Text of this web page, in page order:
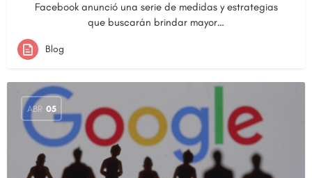
Facebook anunció una serie de medidas y estrategias
que buscarán brindar mayor…
Blog
ABR 05